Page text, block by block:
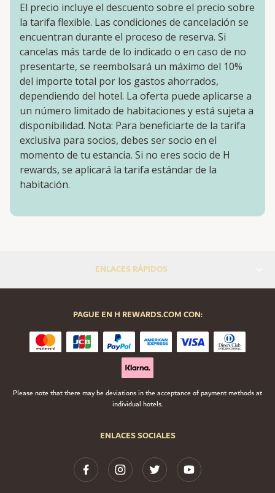
El precio incluye el descuento sobre el precio sobre
la tarifa flexible. Las condiciones de cancelación se
encuentran durante el proceso de reserva. Si
cancelas más tarde de lo indicado o en caso de no
presentarte, se reembolsará un máximo del 10%
del importe total por los gastos ahorrados,
dependiendo del hotel. La oferta puede aplicarse a
un número limitado de habitaciones y está sujeta a
disponibilidad. Nota: Para beneficiarte de la tarifa
exclusiva para socios, debes ser socio en el
momento de tu estancia. Si no eres socio de H
rewards, se aplicará la tarifa estándar de la
habitación.
ENLACES RÁPIDOS
ENLACES SOCIALES
PAGUE EN H REWARDS.COM CON:
Please note that there may be deviations in the acceptance of payment methods at
individual hotels.